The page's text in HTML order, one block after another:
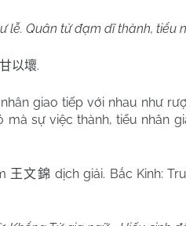
lễ. Quân tử đạm dĩ thành, tiểu
以壞.
giao tiếp với nhau như
sự việc thành, tiểu nhân
王文錦 dịch giải. Bắc Kinh: